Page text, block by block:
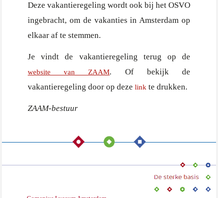
Deze vakantieregeling wordt ook bij het OSVO
ingebracht, om de vakanties in Amsterdam op
elkaar af te stemmen.
Je vindt de vakantieregeling terug op de
website van ZAAM. Of bekijk de
vakantieregeling door op deze linkte drukken.
ZAAM-bestuur